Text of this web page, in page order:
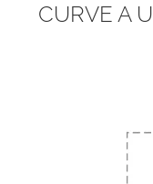
CURVE A U